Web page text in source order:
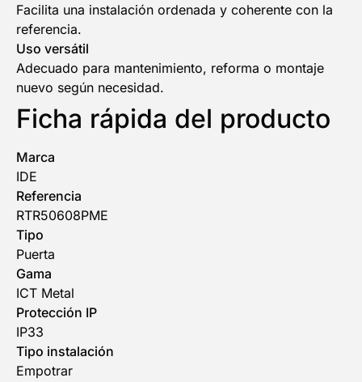
Facilita una instalación ordenada y coherente con la
referencia.
Uso versátil
Adecuado para mantenimiento, reforma o montaje
nuevo según necesidad.
Ficha rápida del producto
Marca
IDE
Referencia
RTR50608PME
Tipo
Puerta
Gama
ICT Metal
Protección IP
IP33
Tipo instalación
Empotrar